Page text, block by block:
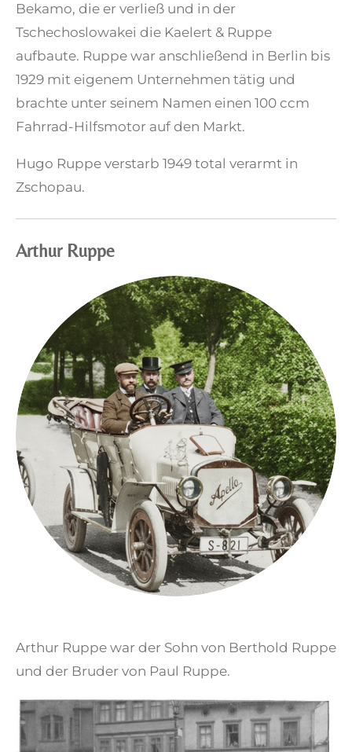
Bekamo, die er verließ und in der
Tschechoslowakei die Kaelert & Ruppe
aufbaute. Ruppe war anschließend in Berlin bis
1929 mit eigenem Unternehmen tätig und
brachte unter seinem Namen einen 100 ccm
Fahrrad-Hilfsmotor auf den Markt.
Hugo Ruppe verstarb 1949 total verarmt in
Zschopau.
Arthur Ruppe
Arthur Ruppe war der Sohn von Berthold Ruppe
und der Bruder von Paul Ruppe.